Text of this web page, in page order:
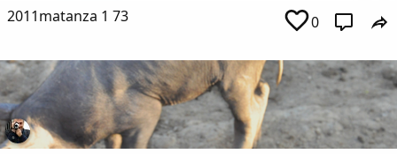
2011matanza 1 73 0